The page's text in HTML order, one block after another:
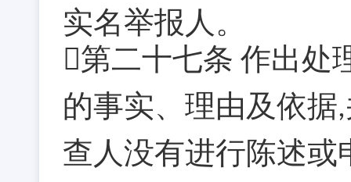
实名举报人。
第二十七条 作出处
的事实、理由及依据,
查人没有进行陈述或